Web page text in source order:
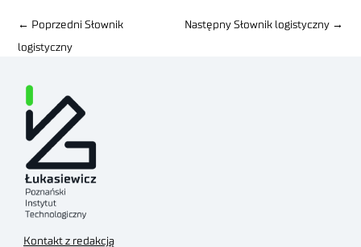
← Poprzedni Słownik
logistyczny
Następny Słownik logistyczny →
Kontakt z redakcją